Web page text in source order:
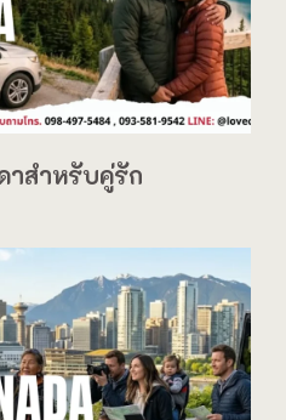
าสำหรับคู่รัก